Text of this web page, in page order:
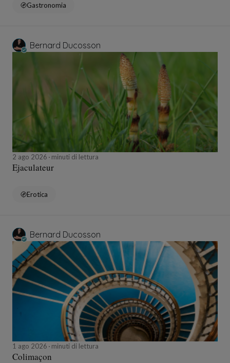
Gastronomia
Bernard Ducosson
2 ago 2026 minuti di lettura
Ejaculateur
Erotica
Bernard Ducosson
1 ago 2026 minuti di lettura
Colimaçon